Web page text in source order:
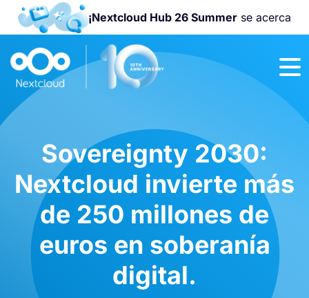
¡Nextcloud Hub 26 Summerse acerca
¡Únete a la
Nextcloud
Community
Sovereignty 2030:
Nextcloud invierte más
de 250 millones de
euros en soberanía
digital.